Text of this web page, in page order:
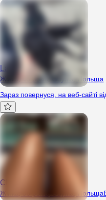
Laxy
Жінка, 49 років, Gdynia, Польща
Зараз повернуся
на веб-сайті
Clearance
Жінка, 36 років, Gdynia, Польща